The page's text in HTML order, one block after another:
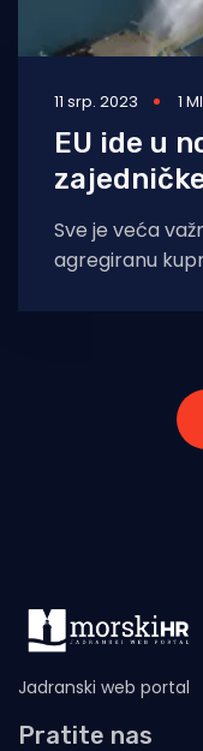
11 srp. 2023 1
EU ide u
Sve je veća
agregiranu kupnju plina.
dobavljače da
Jadranski web portal
Pratite nas